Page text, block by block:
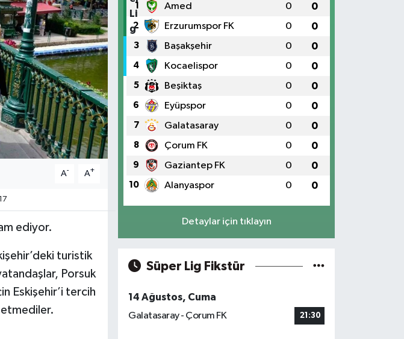
A- A+
17
ediyor.
turistik
Porsuk
Eskişehir’i tercih
1 Amed 0 0
2 Erzurumspor FK 0 0
3 Başakşehir 0 0
4 Kocaelispor 0 0
5 Beşiktaş 0 0
6 Eyüpspor 0 0
7 Galatasaray 0 0
8 Çorum FK 0 0
9 Gaziantep FK 0 0
10 Alanyaspor 0 0
Detaylar için tıklayın
Süper Lig Fikstür
14 Ağustos, Cuma
Galatasaray - Çorum FK
21:30